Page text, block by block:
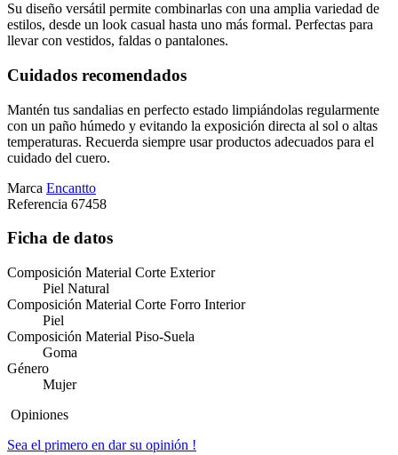
Su diseño versátil permite combinarlas con una amplia variedad de
estilos, desde un look casual hasta uno más formal. Perfectas para
llevar con vestidos, faldas o pantalones.
Cuidados recomendados
Mantén tus sandalias en perfecto estado limpiándolas regularmente
con un paño húmedo y evitando la exposición directa al sol o altas
temperaturas. Recuerda siempre usar productos adecuados para el
cuidado del cuero.
Marca Encantto
Referencia 67458
Ficha de datos
Composición Material Corte Exterior
Piel Natural
Composición Material Corte Forro Interior
Piel
Composición Material Piso-Suela
Goma
Género
Mujer
Opiniones
Sea el primero en dar su opinión !